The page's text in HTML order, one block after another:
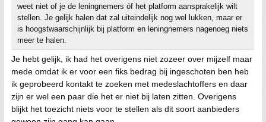
weet niet of je de leningnemers óf het platform aansprakelijk wilt
stellen. Je gelijk halen dat zal uiteindelijk nog wel lukken, maar er
is hoogstwaarschijnlijk bij platform en leningnemers nagenoeg niets
meer te halen.
Je hebt gelijk, ik had het overigens niet zozeer over mijzelf maar
mede omdat ik er voor een fiks bedrag bij ingeschoten ben heb
ik geprobeerd kontakt te zoeken met medeslachtoffers en daar
zijn er wel een paar die het er niet bij laten zitten. Overigens
blijkt het toezicht niets voor te stellen als dit soort aanbieders